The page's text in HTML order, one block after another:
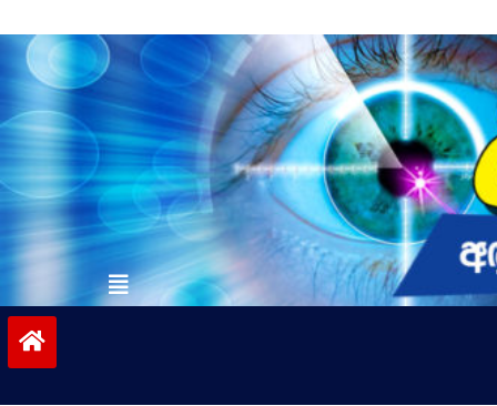
to
contentvinivida.lk